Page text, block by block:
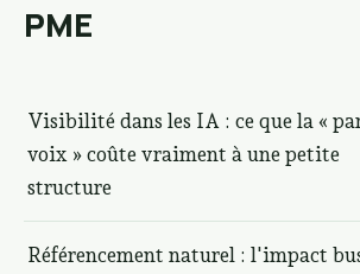
PME
Visibilité dans les IA : ce que la «
voix » coûte vraiment à une petite
structure
Référencement naturel : l'impact